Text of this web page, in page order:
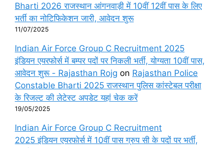
Bharti 2026 राजस्थान आंगनवाड़ी में 10वीं 12वीं पास के लिए
भर्ती का नोटिफिकेशन जारी, आवेदन शुरू
11/07/2025
Indian Air Force Group C Recruitment 2025
इंडियन एयरफोर्स में बम्पर पदों पर निकली भर्ती, योग्यता 10वीं पास,
आवेदन शुरू - Rajasthan Rojg on Rajasthan Police
Constable Bharti 2025 राजस्थान पुलिस कांस्टेबल परीक्षा
के रिजल्ट की लेटेस्ट अपडेट यहां चेक करें
19/05/2025
Indian Air Force Group C Recruitment
2025 इंडियन एयरफोर्स में 10वीं पास ग्रुप सी के पदों पर भर्ती,